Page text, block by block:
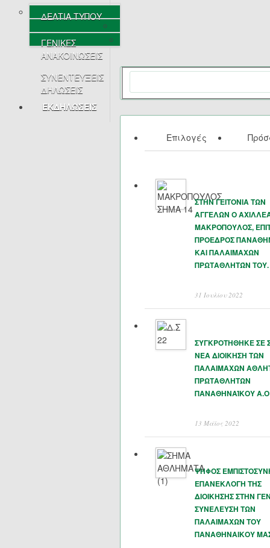
ΔΕΛΤΙΑ ΤΥΠΟΥ
ΓΕΝΙΚΕΣ
ΑΝΑΚΟΙΝΩΣΕΙΣ
ΣΥΝΕΝΤΕΥΞΕΙΣ
ΔΗΛΩΣΕΙΣ
ΕΚΔΗΛΩΣΕΙΣ
Επιλογές
ΣΤΗΝ ΓΕΙΤΟΝΙΑ ΤΩΝ
ΑΓΓΕΛΩΝ Ο
ΜΑΚΡΟΠΟΥΛΟΣ,
ΠΡΟΕΔΡΟΣ
ΚΑΙ ΠΑΛΑΙΜΑΧΩΝ
ΠΡΩΤΑΘΛΗΤΏΝ ΤΟΥ.
31 Ιουλίου 2022
ΣΥΓΚΡΟΤΗΘΗΚΕ ΣΕ
ΝΕΑ ΔΙΟΙΚΗΣΗ ΤΩΝ
ΠΑΛΑΙΜΑΧΩΝ
ΠΡΩΤΑΘΛΗΤΩΝ
ΠΑΝΑΘΗΝΑΊΚΟΥ Α.Ο
13 Μάϊος 2022
ΨΗΦΟΣ
ΕΠΑΝΕΚΛΟΓΗ ΤΗΣ
ΔΙΟΙΚΗΣΗΣ ΣΤΗΝ
ΣΥΝΕΛΕΥΣΗ ΤΩΝ
ΠΑΛΑΙΜΑΧΩΝ ΤΟΥ
ΠΑΝΑΘΗΝΑΙΚΟΥ